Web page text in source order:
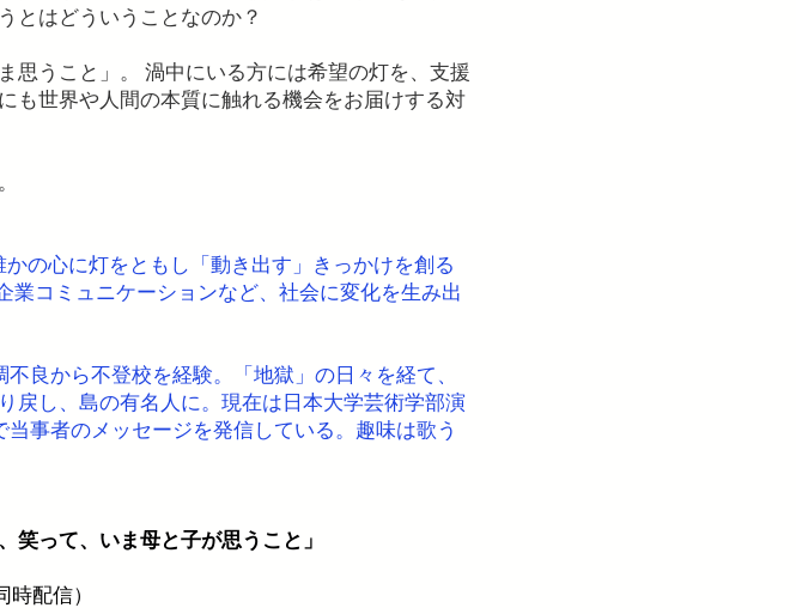
とはどういうことなのか？
思うこと」。 渦中にいる方には希望の灯を、支援
も世界や人間の本質に触れる機会をお届けする対
の心に灯をともし「動き出す」きっかけを創る
コミュニケーションなど、社会に変化を生み出
良から不登校を経験。「地獄」の日々を経て、
戻し、島の有名人に。現在は日本大学芸術学部演
事者のメッセージを発信している。趣味は歌う
って、いま母と子が思うこと」
配信）